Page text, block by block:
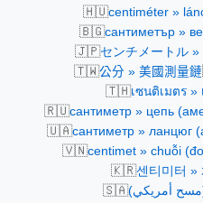
🇭🇺centiméter »
🇧🇬сантиметър »
🇯🇵センチメートル »
🇹🇼公分 » 美國測量鏈
🇹🇭เซนติเมตร »
🇷🇺сантиметр » цепь
🇺🇦сантиметр » ланцюг
🇻🇳centimet » chuỗi
🇰🇷센티미터 »
🇸🇦أمريكي)